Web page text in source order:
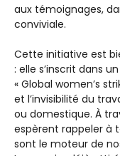
aux témoignages,
conviviale.
Cette initiative est
: elle s’inscrit dans
« Global women’s
et l’invisibilité du
ou domestique. À
espèrent rappeler à
sont le moteur de